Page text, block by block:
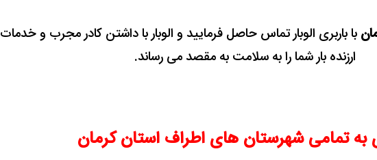
با باربری الوبار تماس حاصل فرمایید و الوبار با داشتن کادر مجرب و خدمات
ارزنده بار شما را به سلامت به مقصد می رساند.
به تمامی شهرستان های اطراف استان کرمان